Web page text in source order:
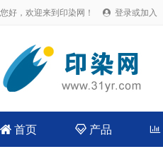
您好，欢迎来到印染网！  登录或加入
 首页 产品 